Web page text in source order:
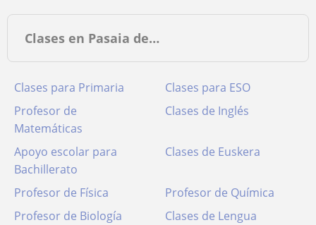
Clases en Pasaia de…
Clases para Primaria
Clases para ESO
Profesor de
Matemáticas
Clases de Inglés
Apoyo escolar para
Bachillerato
Clases de Euskera
Profesor de Física
Profesor de Química
Profesor de Biología
Clases de Lengua